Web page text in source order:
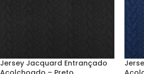
Jersey Jacquard Entrançado